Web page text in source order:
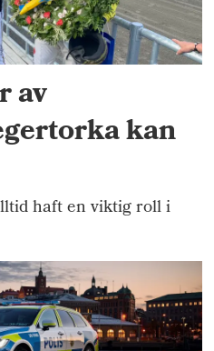
av
kan
haft en viktig roll i